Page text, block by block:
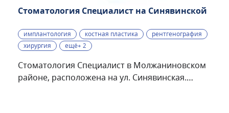
Стоматология Специалист на Синявинской
имплантология костная пластика
рентгенография
хирургия
ещё+ 2
Стоматология Специалист в Молжаниновском
районе, расположена на ул. Синявинская.